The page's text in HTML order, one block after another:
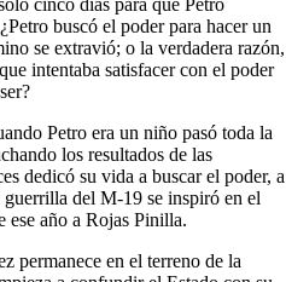
cinco días para que Petro
buscó el poder para hacer un
se extravió; o la verdadera razón,
intentaba satisfacer con el poder
Petro era un niño pasó toda la
los resultados de las
dedicó su vida a buscar el poder, a
del M-19 se inspiró en el
ese año a Rojas Pinilla.
permanece en el terreno de la